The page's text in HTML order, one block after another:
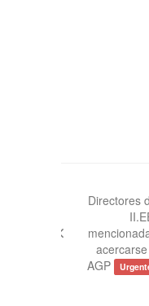
Directores
AGP